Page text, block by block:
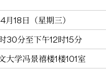
月18日（星期三）
30分至下午12时15分
大学冯景禧楼1楼101室